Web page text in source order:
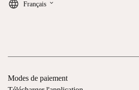
Français keyboard_arrow_down
Modes de paiement